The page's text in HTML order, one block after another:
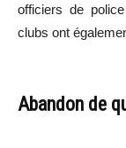
officiers de
clubs ont
Abandon de